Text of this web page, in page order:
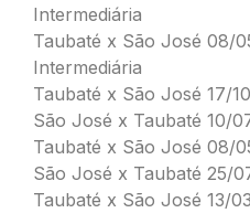
Intermediária
Taubaté x São José 08/
Intermediária
Taubaté x São José 17/
São José x Taubaté 10/
Taubaté x São José 08/
São José x Taubaté 25/
Taubaté x São José 13/